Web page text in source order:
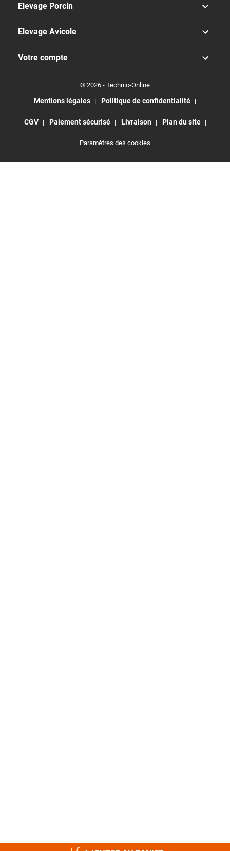
Elevage Porcin 
Elevage Avicole 
Votre compte 
© 2026 - Technic-Online
Mentions légales Politique de confidentialité
CGV Paiement sécurisé Livraison Plan du site
Paramètres des cookies